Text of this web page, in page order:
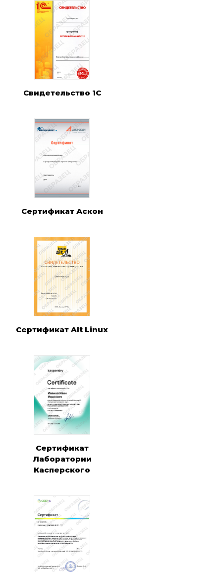
Свидетельство 1C
Сертификат Аскон
Сертификат Alt Linux
Сертификат
Лаборатории
Касперского